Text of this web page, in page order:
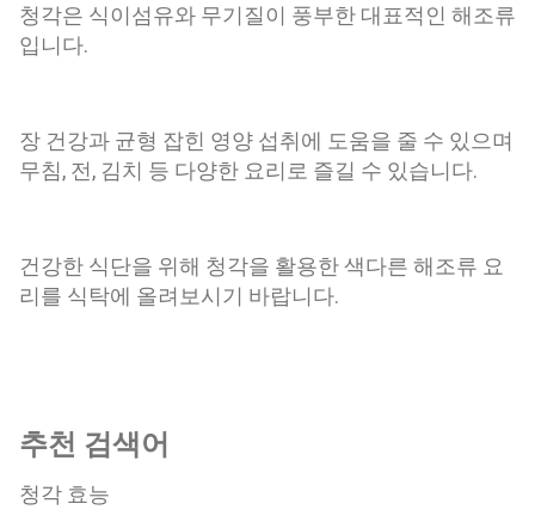
청각은 식이섬유와 무기질이 풍부한 대표적인 해조류
입니다.
장 건강과 균형 잡힌 영양 섭취에 도움을 줄 수 있으며
무침, 전, 김치 등 다양한 요리로 즐길 수 있습니다.
건강한 식단을 위해 청각을 활용한 색다른 해조류 요
리를 식탁에 올려보시기 바랍니다.
추천 검색어
청각 효능